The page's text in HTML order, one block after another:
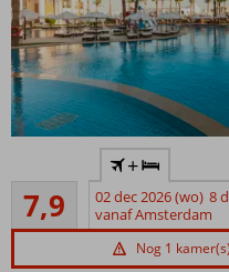
Accommodatie met een
GSTC erkend
duurzaamheidscertificaat
5
7,9
23
beoordelingen
+
02 dec 2026 (wo) 8
vanaf Amsterdam
Nog 1